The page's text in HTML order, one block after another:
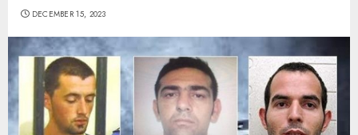
DECEMBER 15, 2023